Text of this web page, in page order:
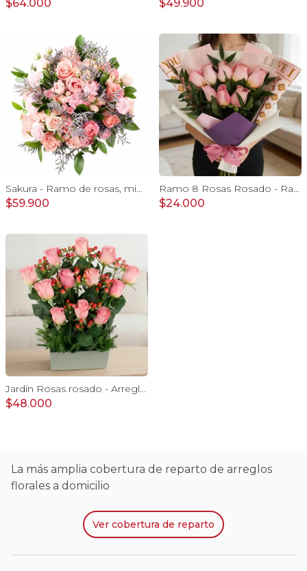
$64.000 $49.900
Sakura - Ramo de rosas, mini rosas, mini claveles y limonium en tonos rosados
$59.900
Ramo 8 Rosas Rosado - Ramo extendido con 8 rosas ecuatorianas
$24.000
Jardín Rosas rosado - Arreglo 12 rosas rosadas e hypericum
$48.000
La más amplia cobertura de reparto de arreglos
florales a domicilio
Ver cobertura de reparto